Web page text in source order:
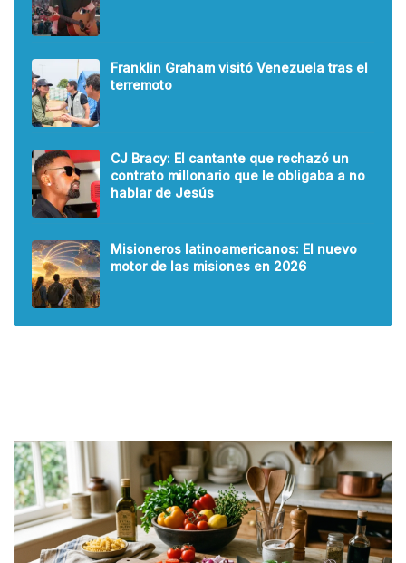
Franklin Graham visitó Venezuela tras el
terremoto
CJ Bracy: El cantante que rechazó un
contrato millonario que le obligaba a no
hablar de Jesús
Misioneros latinoamericanos: El nuevo
motor de las misiones en 2026